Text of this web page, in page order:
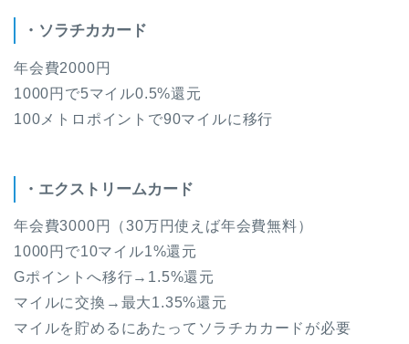
・ソラチカカード
年会費2000円
1000円で5マイル0.5%還元
100メトロポイントで90マイルに移行
・エクストリームカード
年会費3000円（30万円使えば年会費無料）
1000円で10マイル1%還元
Gポイントへ移行→1.5%還元
マイルに交換→最大1.35%還元
マイルを貯めるにあたってソラチカカードが必要